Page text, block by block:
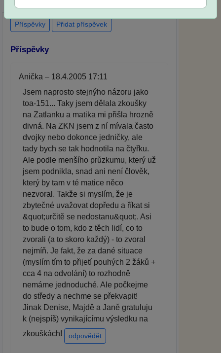
Příspěvky Přidat příspěvek
Příspěvky
Anička – 18.4.2005 17:11
Jsem naprosto stejnýho názoru jako
toa-151... Taky jsem dělala zkoušky
na Zatlanku a matika mi přišla hrozně
divná. Na ZKN jsem z ní mívala často
dvojky nebo dokonce jedničky, ale
tady bych se tak hodnotila na čtyřku.
Ale podle menšího průzkumu, který už
jsem podnikla, snad ani není člověk,
který by tam v té matice něco
nezvoral. Takže si myslím, že je
zbytečné uvažovat dopředu a říkat si
&quot;určitě se nedostanu&quot;. Asi
to bude o tom, kdo z těch lidí, co to
zvorali (a to skoro každý) - to zvoral
nejmíň. Je fakt, že za dané situace
(myslím tím to přijetí pouhých 2 žáků +
cca 4 na odvolání) to rozhodně
nemáme jednoduché. Ale počkejme
do středy a nechme se překvapit!
Jinak Denise, Majdě a Janě gratuluju
k (nejspíš) vynikajícímu výsledku na
zkouškách!
odpovědět